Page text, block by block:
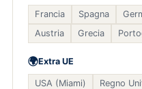
Francia Spagna
Austria
Grecia
🌍Extra UE
USA (Miami) Regno